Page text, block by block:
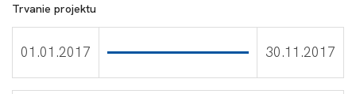
Trvanie projektu
01.01.2017 30.11.2017